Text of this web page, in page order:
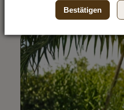
Bestätigen